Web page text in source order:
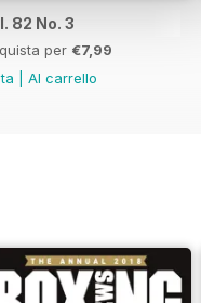
82 No. 3
per €7,99
Al carrello